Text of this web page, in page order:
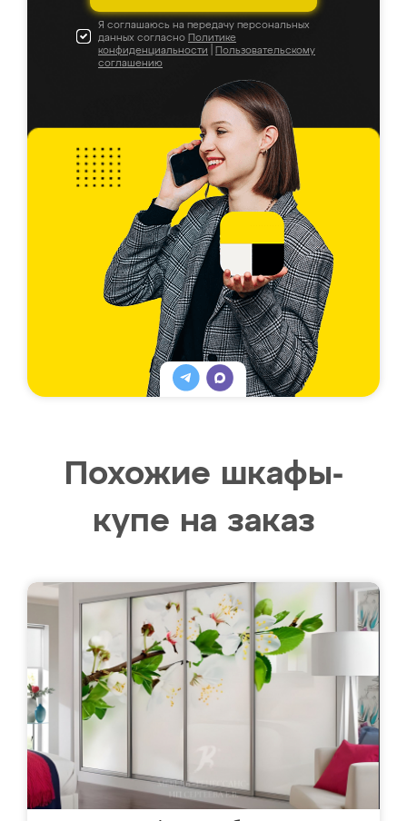
Я соглашаюсь на передачу персональных
данных согласно Политике
конфиденциальности
Пользовательскому
соглашению
Похожие шкафы-
купе на заказ